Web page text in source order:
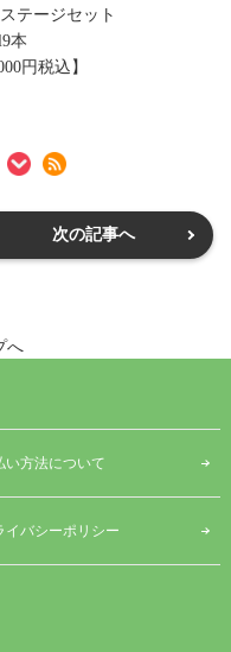
テージセット
本
円税込】
次の記事へ
へ
い方法について
イバシーポリシー